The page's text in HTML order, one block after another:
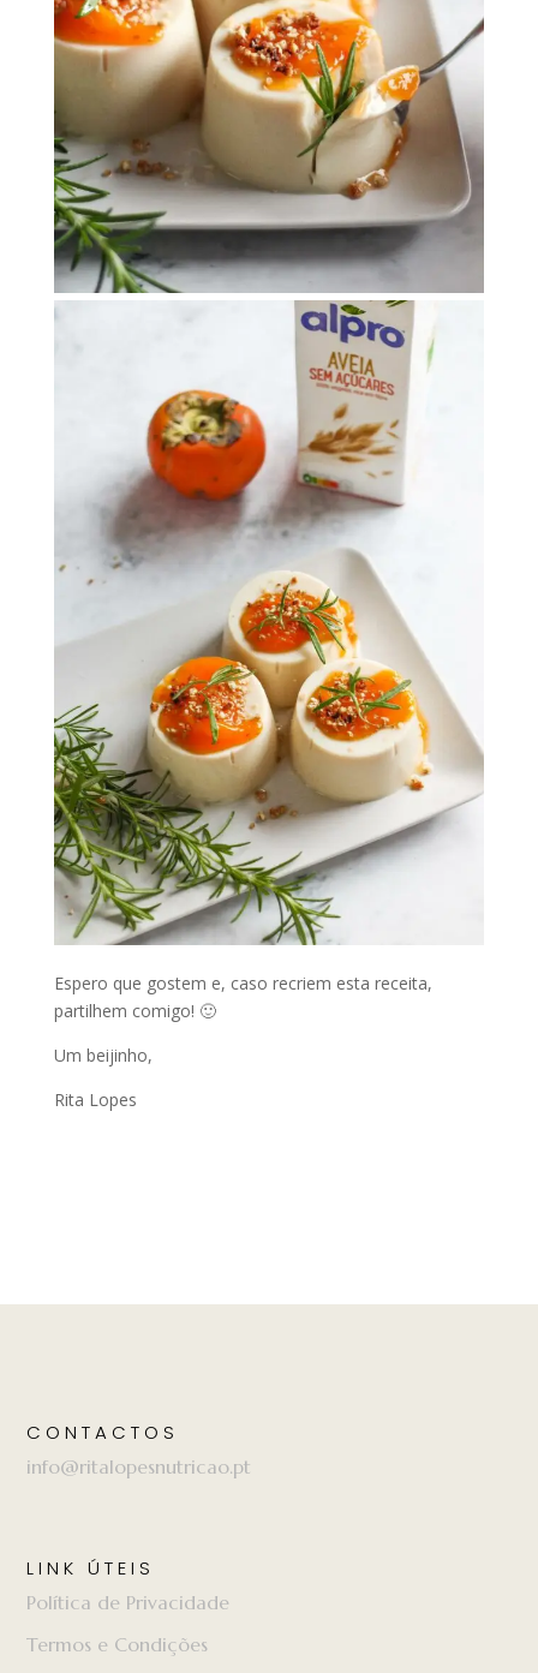
Espero que gostem e, caso recriem esta receita,
partilhem comigo! 🙂
Um beijinho,
Rita Lopes
CONTACTOS
info@ritalopesnutricao.pt
LINK ÚTEIS
Política de Privacidade
Termos e Condições